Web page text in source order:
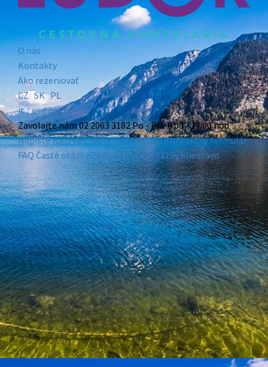
O nás
Kontakty
Ako rezervovať
CZ SK PL
it /es/ ös
Zavolajte nám02 2063 3182Po - Pia: 8:00 - 17:00 hod
Napíšte námVáš názor nás zaujímaKontaktný formulár
FAQ Časté otázky Zodpovedáme otázky klientom